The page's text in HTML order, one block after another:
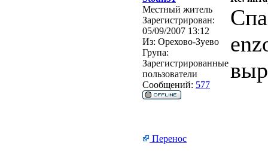
Местный житель
Зарегистрирован:
05/09/2007 13:12
Из: Орехово-Зуево
Група:
Зарегистрированные
пользователи
Сообщений: 577
Перенос